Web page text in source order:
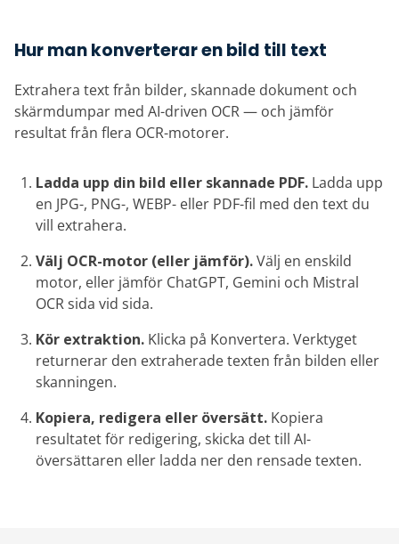
Hur man konverterar en bild till text
Extrahera text från bilder, skannade dokument och
skärmdumpar med AI-driven OCR — och jämför
resultat från flera OCR-motorer.
Ladda upp din bild eller skannade PDF. Ladda upp
en JPG-, PNG-, WEBP- eller PDF-fil med den text du
vill extrahera.
Välj OCR-motor (eller jämför).Välj en enskild
motor, eller jämför ChatGPT, Gemini och Mistral
OCR sida vid sida.
Kör extraktion. Klicka på Konvertera. Verktyget
returnerar den extraherade texten från bilden eller
skanningen.
Kopiera, redigera eller översätt. Kopiera
resultatet för redigering, skicka det till AI-
översättaren eller ladda ner den rensade texten.